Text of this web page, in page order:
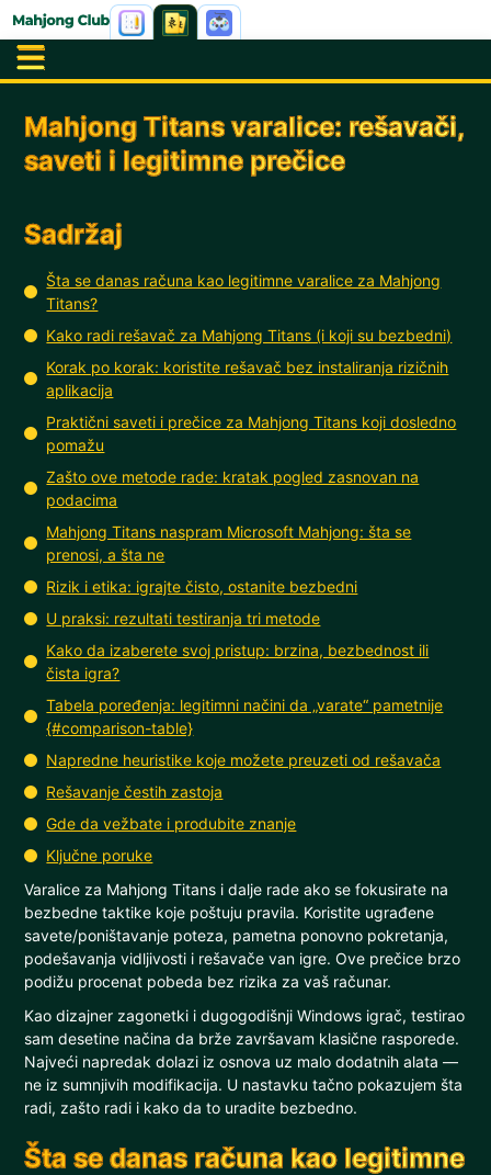
Mahjong Titans varalice: rešavači,
saveti i legitimne prečice
Sadržaj
Šta se danas računa kao legitimne varalice za Mahjong
Titans?
Kako radi rešavač za Mahjong Titans (i koji su bezbedni)
Korak po korak: koristite rešavač bez instaliranja rizičnih
aplikacija
Praktični saveti i prečice za Mahjong Titans koji dosledno
pomažu
Zašto ove metode rade: kratak pogled zasnovan na
podacima
Mahjong Titans naspram Microsoft Mahjong: šta se
prenosi, a šta ne
Rizik i etika: igrajte čisto, ostanite bezbedni
U praksi: rezultati testiranja tri metode
Kako da izaberete svoj pristup: brzina, bezbednost ili
čista igra?
Tabela poređenja: legitimni načini da „varate“ pametnije
{#comparison-table}
Napredne heuristike koje možete preuzeti od rešavača
Rešavanje čestih zastoja
Gde da vežbate i produbite znanje
Ključne poruke
Varalice za Mahjong Titans i dalje rade ako se fokusirate na
bezbedne taktike koje poštuju pravila. Koristite ugrađene
savete/poništavanje poteza, pametna ponovno pokretanja,
podešavanja vidljivosti i rešavače van igre. Ove prečice brzo
podižu procenat pobeda bez rizika za vaš računar.
Kao dizajner zagonetki i dugogodišnji Windows igrač, testirao
sam desetine načina da brže završavam klasične rasporede.
Najveći napredak dolazi iz osnova uz malo dodatnih alata —
ne iz sumnjivih modifikacija. U nastavku tačno pokazujem šta
radi, zašto radi i kako da to uradite bezbedno.
Šta se danas računa kao legitimne